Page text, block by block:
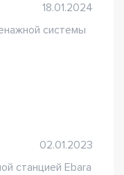
18.01.2024
системы
02.01.2023
станцией Ebara